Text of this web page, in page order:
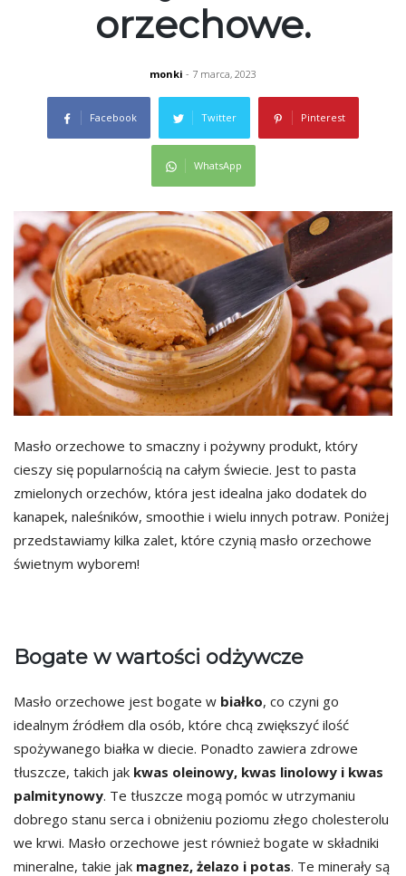
orzechowe.
monki - 7 marca, 2023
Facebook Twitter Pinterest
WhatsApp
Masło orzechowe to smaczny i pożywny produkt, który
cieszy się popularnością na całym świecie. Jest to pasta
zmielonych orzechów, która jest idealna jako dodatek do
kanapek, naleśników, smoothie i wielu innych potraw. Poniżej
przedstawiamy kilka zalet, które czynią masło orzechowe
świetnym wyborem!
Bogate w wartości odżywcze
Masło orzechowe jest bogate w białko, co czyni go
idealnym źródłem dla osób, które chcą zwiększyć ilość
spożywanego białka w diecie. Ponadto zawiera zdrowe
tłuszcze, takich jak kwas oleinowy, kwas linolowy i kwas
palmitynowy. Te tłuszcze mogą pomóc w utrzymaniu
dobrego stanu serca i obniżeniu poziomu złego cholesterolu
we krwi. Masło orzechowe jest również bogate w składniki
mineralne, takie jak magnez, żelazo i potas. Te minerały są